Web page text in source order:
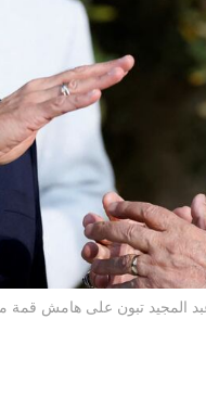
المجيد تبون على هامش قمة